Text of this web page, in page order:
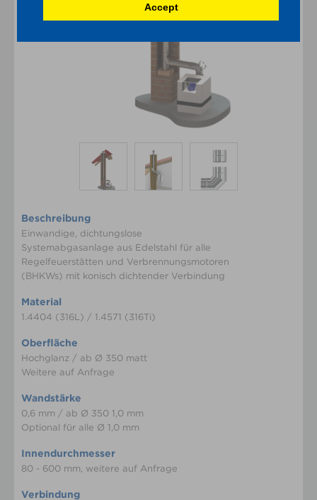
Accept
Beschreibung
Einwandige, dichtungslose
Systemabgasanlage aus Edelstahl für alle
Regelfeuerstätten und Verbrennungsmotoren
(BHKWs) mit konisch dichtender Verbindung
Material
1.4404 (316L) / 1.4571 (316Ti)
Oberfläche
Hochglanz / ab Ø 350 matt
Weitere auf Anfrage
Wandstärke
0,6 mm / ab Ø 350 1,0 mm
Optional für alle Ø 1,0 mm
Innendurchmesser
80 - 600 mm, weitere auf Anfrage
Verbindung